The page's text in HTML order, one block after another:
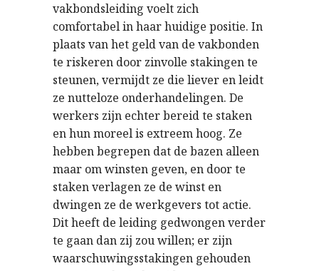
vakbondsleiding voelt zich
comfortabel in haar huidige positie. In
plaats van het geld van de vakbonden
te riskeren door zinvolle stakingen te
steunen, vermijdt ze die liever en leidt
ze nutteloze onderhandelingen. De
werkers zijn echter bereid te staken
en hun moreel is extreem hoog. Ze
hebben begrepen dat de bazen alleen
maar om winsten geven, en door te
staken verlagen ze de winst en
dwingen ze de werkgevers tot actie.
Dit heeft de leiding gedwongen verder
te gaan dan zij zou willen; er zijn
waarschuwingsstakingen gehouden